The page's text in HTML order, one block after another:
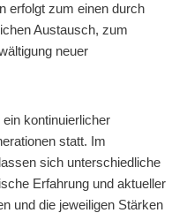
erfolgt zum einen durch
Austausch, zum
neuer
kontinuierlicher
statt. Im
sich unterschiedliche
Erfahrung und aktueller
und die jeweiligen Stärken